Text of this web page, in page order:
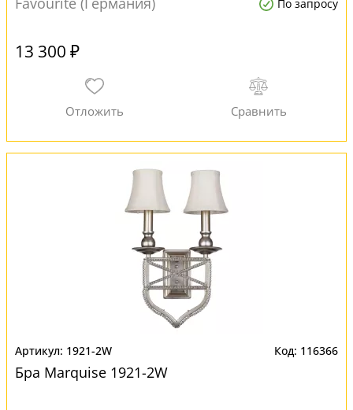
По запросу
13 300 ₽
1921-2W 116366
Бра Marquise 1921-2W